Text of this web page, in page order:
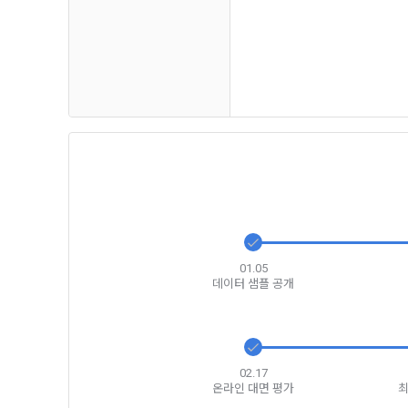
1. "회사"는
2. "회사"는
다.
3. "회사"는
약관과 충
약관을 개
게시판에
5. '회사' 약
4) 고용 및
가. 수집하는
01.05
데이터 샘플 공개
02.17
온라인 대면 평가